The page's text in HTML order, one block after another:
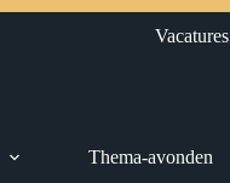
Vacatures
Thema-avonden